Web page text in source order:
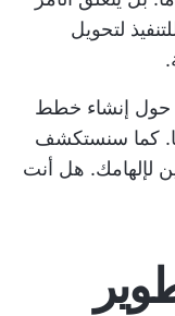
لتحويل
حول إنشاء خطط
كما سنستكشف
لإلهامك. هل أنت